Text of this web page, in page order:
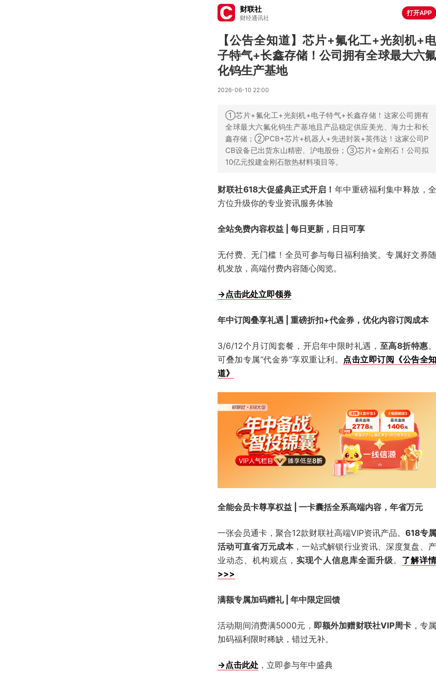
财联社
财经通讯社
打开APP
【公告全知道】芯片+氟化工+光刻机+电
子特气+长鑫存储！公司拥有全球最大六氟
化钨生产基地
2026-06-10 22:00
①芯片+氟化工+光刻机+电子特气+长鑫存储！这家公司拥有
全球最大六氟化钨生产基地且产品稳定供应美光、海力士和长
鑫存储；②PCB+芯片+机器人+先进封装+英伟达！这家公司P
CB设备已出货东山精密、沪电股份；③芯片+金刚石！公司拟
10亿元投建金刚石散热材料项目等。
财联社618大促盛典正式开启！ 年中重磅福利集中释放，全
方位升级你的专业资讯服务体验
全站免费内容权益 | 每日更新，日日可享
无付费、无门槛！全员可参与每日福利抽奖。专属好文券随
机发放，高端付费内容随心阅览。
→点击此处立即领券
年中订阅叠享礼遇 | 重磅折扣+代金券，优化内容订阅成本
3/6/12个月订阅套餐，开启年中限时礼遇， 至高8折特惠
可叠加专属“代金券”享双重让利。 点击立即订阅《公告全知
道》
全能会员卡尊享权益 | 一卡囊括全系高端内容，年省万元
一张会员通卡，聚合12款财联社高端VIP资讯产品。 618专
活动可直省万元成本，一站式解锁行业资讯、深度复盘、
业动态、机构观点， 实现个人信息库全面升级。 了解详
>>>
满额专属加码赠礼 | 年中限定回馈
活动期间消费满5000元， 即额外加赠财联社VIP周卡 ，专
加码福利限时稀缺，错过无补。
→点击此处 ，立即参与年中盛典